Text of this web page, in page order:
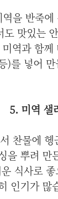
을 반죽
도 맛있는
역과 함
)를 넣어
5. 미역 샐
찬물에
을 뿌려 만
식사로
인기가 많